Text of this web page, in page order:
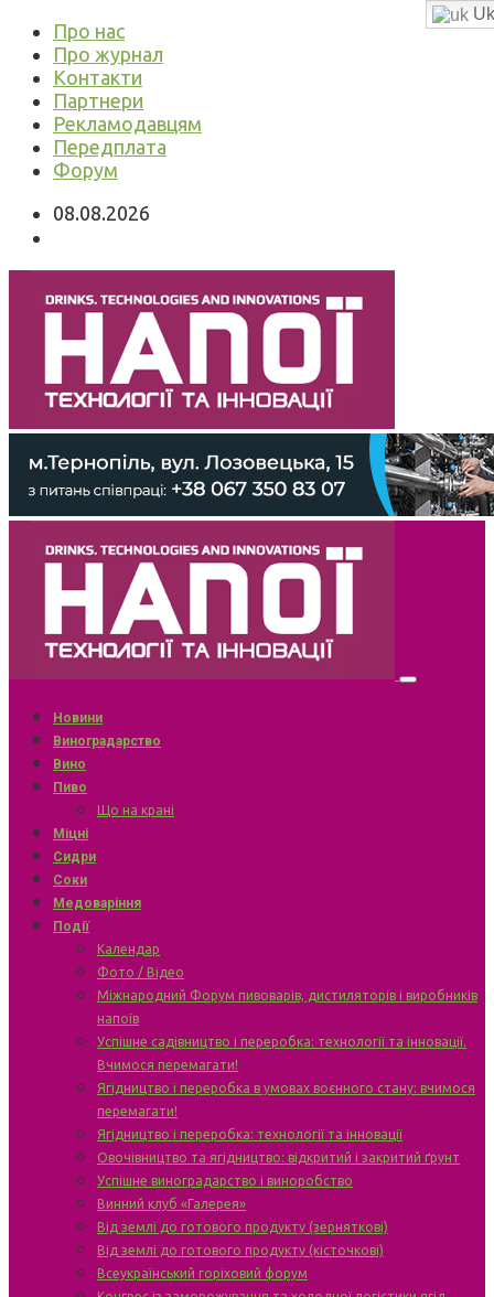
Про нас
Про журнал
Контакти
Партнери
Рекламодавцям
Передплата
Форум
08.08.2026
Новини
Виноградарство
Вино
Пиво
Що на крані
Міцні
Сидри
Соки
Медоваріння
Події
Календар
Фото / Відео
Міжнародний Форум пивоварів, дистиляторів і виробників
напоїв
Успішне садівництво і переробка: технології та інновації.
Вчимося перемагати!
Ягідництво і переробка в умовах воєнного стану: вчимося
перемагати!
Ягідництво і переробка: технології та інновації
Овочівництво та ягідництво: відкритий і закритий ґрунт
Успішне виноградарство і виноробство
Винний клуб «Галерея»
Від землі до готового продукту (зерняткові)
Від землі до готового продукту (кісточкові)
Всеукраїнський горіховий форум